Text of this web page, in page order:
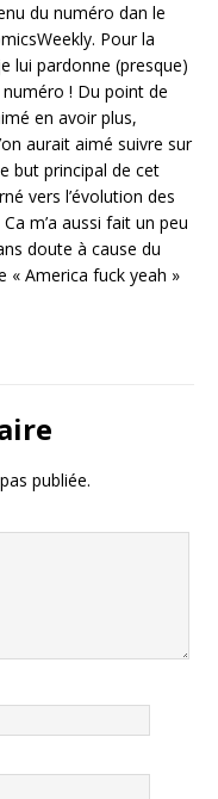
du numéro dan le
Pour la
lui pardonne (presque)
! Du point de
en avoir plus,
aurait aimé suivre sur
but principal de cet
vers l’évolution des
m’a aussi fait un peu
doute à cause du
« America fuck yeah »
publiée.